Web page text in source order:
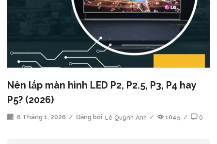
Nên lắp màn hình LED P2, P2.5, P3, P4 hay
P5? (2026)
6 Tháng 1, 2026 / Đăng bởi Lê Quỳnh Anh / 1045 / 0